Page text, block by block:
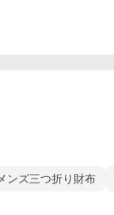
メンズ三つ折り財布